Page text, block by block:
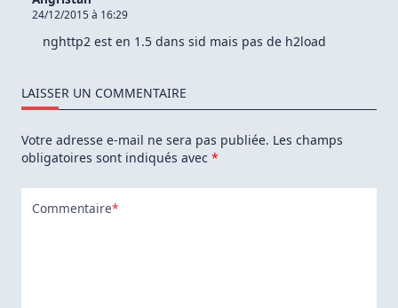
24/12/2015 à 16:29
nghttp2 est en 1.5 dans sid mais pas de h2load
LAISSER UN COMMENTAIRE
Votre adresse e-mail ne sera pas publiée. Les champs
obligatoires sont indiqués avec *
Commentaire*